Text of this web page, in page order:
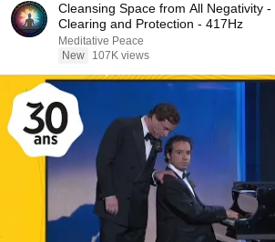
Cleansing Space from All Negativity
Clearing and Protection - 417Hz
Meditative Peace
New
107K views